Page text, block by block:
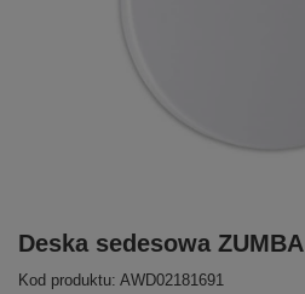
Deska sedesowa ZUMBA
Kod produktu: AWD02181691